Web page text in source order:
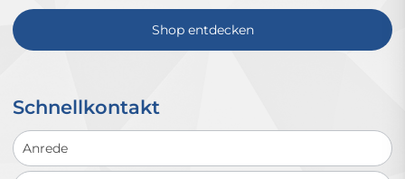
Shop entdecken
Schnellkontakt
Schnellkontakt